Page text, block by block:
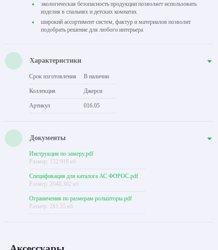
экологическая безопасность продукции позволяет использовать
изделия в спальнях и детских комнатах
широкий ассортимент систем, фактур и материалов позволит
подобрать решение для любого интерьера
Характеристики
Срок изготовления В наличии
Коллекция Джерси
Артикул 016.05
Документы
Инструкция по замеру.pdf
Размер: 132.918 кб
Спецификация для каталога АС ФОРОС.pdf
Размер: 2648.382 кб
Ограничения по размерам рольшторы.pdf
Размер: 281.55 кб